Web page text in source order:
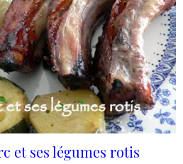
et ses légumes rotis